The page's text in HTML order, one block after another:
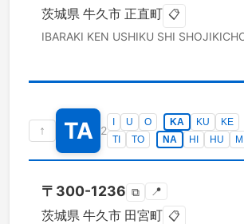
茨城県 牛久市 正直町 📋
IBARAKI KEN USHIKU SHI
↑ TA 2
U O KA KU KE
TI
TO NA HI HU MI
〒 300-1236 ⧉ 📍
茨城県 牛久市 田宮町 📋